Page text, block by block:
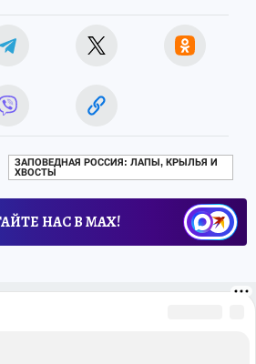
ЗАПОВЕДНАЯ РОССИЯ: ЛАПЫ, КРЫЛЬЯ И
ХВОСТЫ
НАС В МАХ!